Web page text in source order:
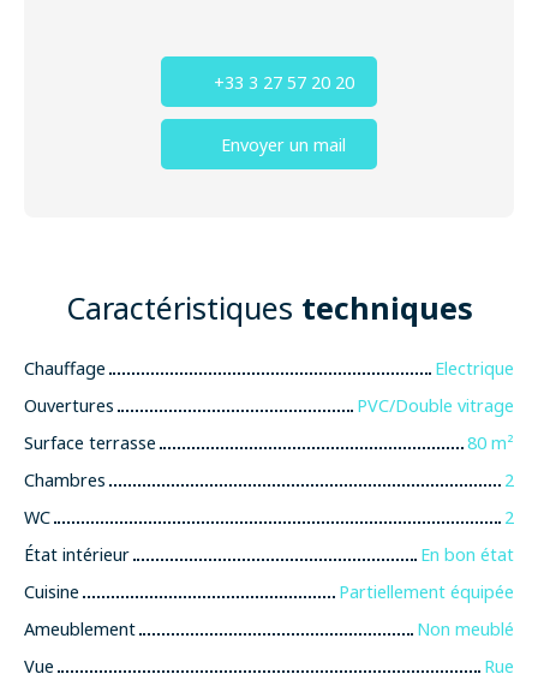
+33 3 27 57 20 20
Envoyer un mail
Caractéristiques techniques
Chauffage
Electrique
Ouvertures
PVC/Double vitrage
Surface terrasse
80 m²
Chambres
2
WC
2
État intérieur
En bon état
Cuisine
Partiellement équipée
Ameublement
Non meublé
Vue
Rue